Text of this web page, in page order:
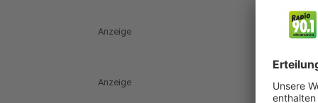
Anzeige
Anzeige